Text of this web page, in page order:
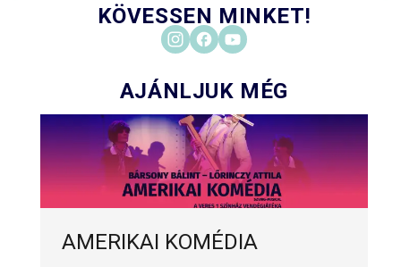
KÖVESSEN MINKET!
AJÁNLJUK MÉG
AMERIKAI KOMÉDIA